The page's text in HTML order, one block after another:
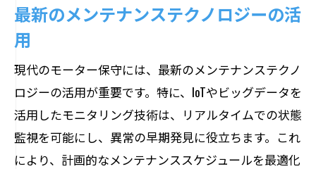
最新のメンテナンステクノロジーの活
用
現代のモーター保守には、最新のメンテナンステクノ
ロジーの活用が重要です。特に、IoTやビッグデータを
活用したモニタリング技術は、リアルタイムでの状態
監視を可能にし、異常の早期発見に役立ちます。これ
により、計画的なメンテナンススケジュールを最適化